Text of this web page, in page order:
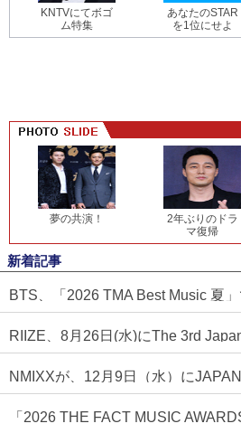
KNTVにてボゴ
ム特集
あなたのSTAR
を1位にせよ
夢の共演！
2年ぶりのドラ
マ復帰
新着記事
BTS、「2026 TMA Best Music 夏」
RIIZE、8月26日(水)にThe 3rd
NMIXXが、12月9日（水）に
「2026 THE FACT MUSIC